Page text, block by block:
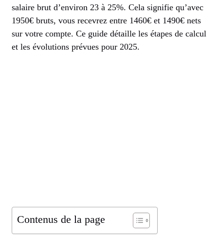
salaire brut d’environ 23 à 25%. Cela signifie qu’avec
1950€ bruts, vous recevrez entre 1460€ et 1490€ nets
sur votre compte. Ce guide détaille les étapes de calcul
et les évolutions prévues pour 2025.
Contenus de la page